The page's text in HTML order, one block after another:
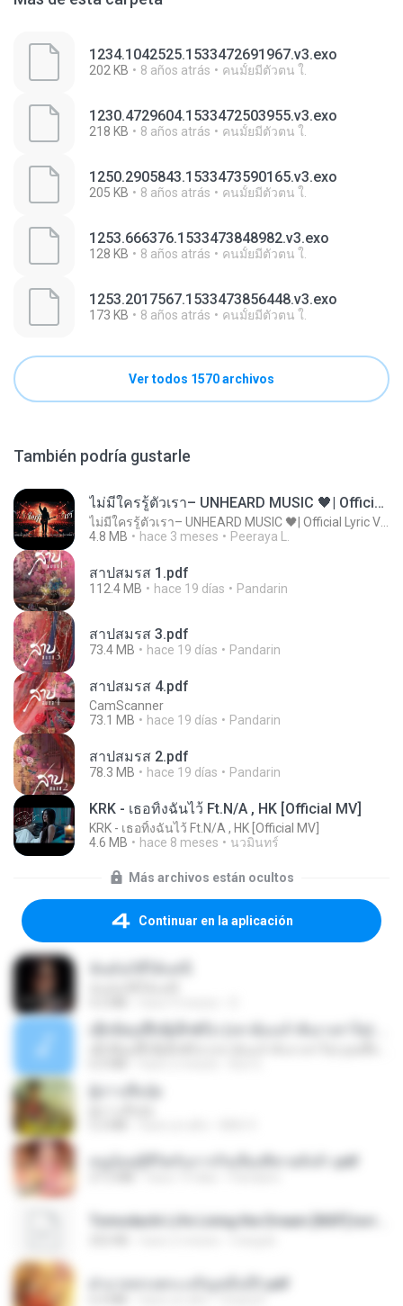
1234.1042525.1533472691967.v3.exo
202 KB 8 años atrás คนมั้ยมีตัวตน ใ.
1230.4729604.1533472503955.v3.exo
218 KB 8 años atrás คนมั้ยมีตัวตน ใ.
1250.2905843.1533473590165.v3.exo
205 KB 8 años atrás คนมั้ยมีตัวตน ใ.
1253.666376.1533473848982.v3.exo
128 KB 8 años atrás คนมั้ยมีตัวตน ใ.
1253.2017567.1533473856448.v3.exo
173 KB 8 años atrás คนมั้ยมีตัวตน ใ.
Ver todos 1570 archivos
También podría gustarle
ไม่มีใครรู้ตัวเรา– UNHEARD MUSIC 🖤| Official Lyric Video | เพลงสู้ชีวิต
4.8 MB
hace 3 meses Peeraya L.
สาปสมรส 1.pdf
112.4 MB hace 19 días Pandarin
สาปสมรส 3.pdf
73.4 MB hace 19 días Pandarin
สาปสมรส 4.pdf
CamScanner
73.1 MB
hace 19 días Pandarin
สาปสมรส 2.pdf
78.3 MB hace 19 días Pandarin
KRK - เธอทิ้งฉันไว้ Ft.N/A , HK [Official MV]
KRK - เธอทิ้งฉันไว้ Ft.N/A , HK [Official MV]
4.6 MB
hace 8 meses นวมินทร์
Más archivos están ocultos
Continuar en la aplicación
หนูน้อยสู้ชีวิตกับภารกิจเลี้ยงพี่ชายทั้งห้า.pdf
ฝ่าบาททรงพระเจริญหมื่นปี1.pdf